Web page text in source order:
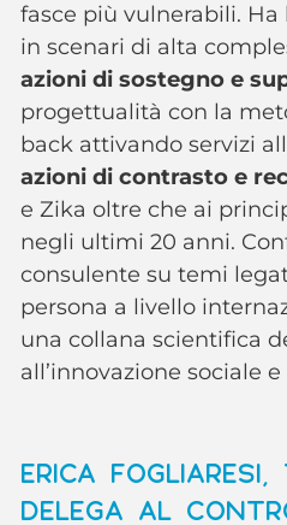
fasce più vulnerabili.
in scenari di alta
azioni di sostegno e
progettualità con la
back attivando servizi
azioni di contrasto e
e Zika oltre che ai
negli ultimi 20 anni.
consulente su temi
persona a livello
una collana scientifica
all’innovazione sociale
ERICA
DELEGA AL